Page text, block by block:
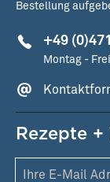
Bestellung
+49
Montag -
Rezepte